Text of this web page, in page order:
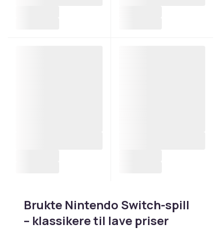
Brukte Nintendo Switch-spill
– klassikere til lave priser